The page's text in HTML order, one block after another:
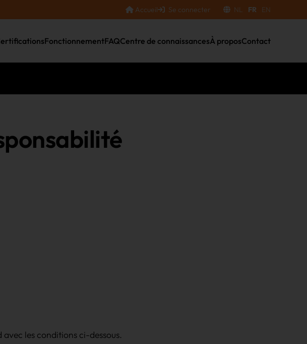
Accueil Se connecter NL FR EN
FonctionnementFAQCentre de connaissancesÀ proposContact
les conditions ci-dessous.